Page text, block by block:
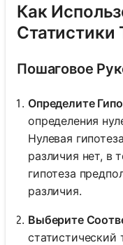
Как
Статистики
Пошаговое
Определите
определения
Нулевая
различия нет, в
гипотеза
различия.
Выберите
статистический